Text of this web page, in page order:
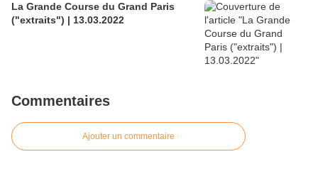
La Grande Course du Grand Paris
("extraits") | 13.03.2022
Commentaires
Ajouter un commentaire